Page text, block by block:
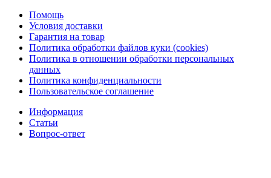
Помощь
Условия доставки
Гарантия на товар
Политика обработки файлов куки (cookies)
Политика в отношении обработки персональных
данных
Политика конфиденциальности
Пользовательское соглашение
Информация
Статьи
Вопрос-ответ